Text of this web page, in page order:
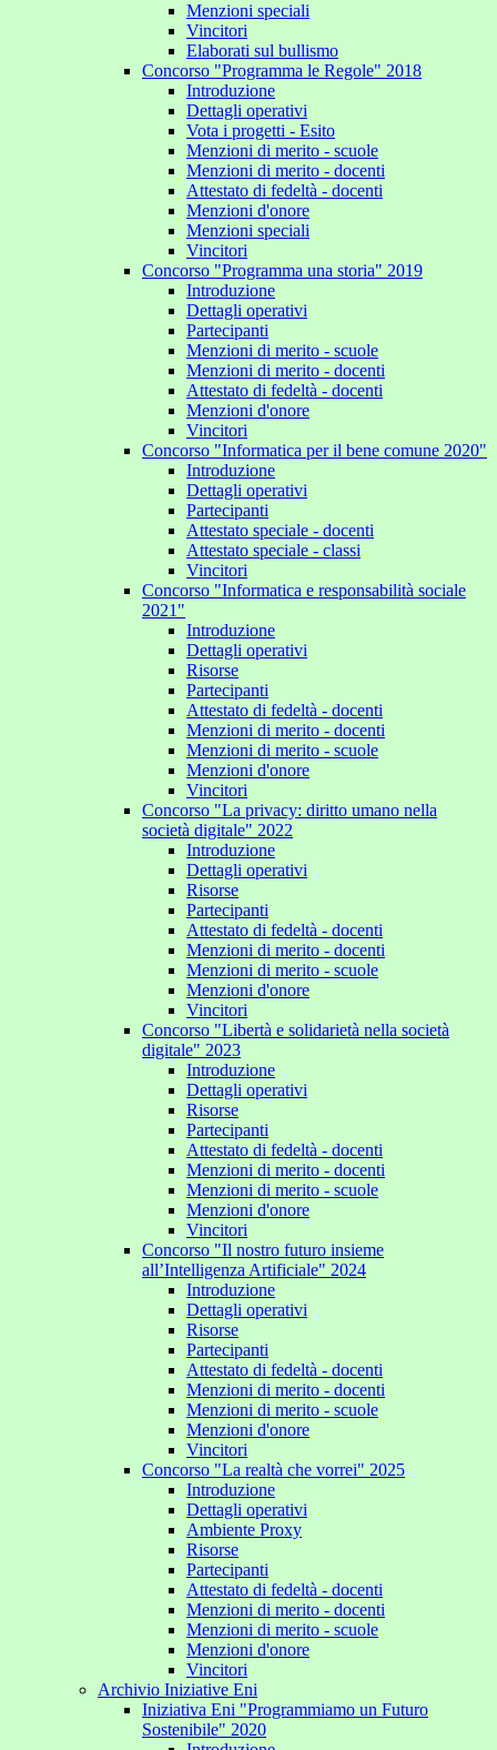
Menzioni speciali
Vincitori
Elaborati sul bullismo
Concorso "Programma le Regole" 2018
Introduzione
Dettagli operativi
Vota i progetti - Esito
Menzioni di merito - scuole
Menzioni di merito - docenti
Attestato di fedeltà - docenti
Menzioni d'onore
Menzioni speciali
Vincitori
Concorso "Programma una storia" 2019
Introduzione
Dettagli operativi
Partecipanti
Menzioni di merito - scuole
Menzioni di merito - docenti
Attestato di fedeltà - docenti
Menzioni d'onore
Vincitori
Concorso "Informatica per il bene comune 2020"
Introduzione
Dettagli operativi
Partecipanti
Attestato speciale - docenti
Attestato speciale - classi
Vincitori
Concorso "Informatica e responsabilità sociale
2021"
Introduzione
Dettagli operativi
Risorse
Partecipanti
Attestato di fedeltà - docenti
Menzioni di merito - docenti
Menzioni di merito - scuole
Menzioni d'onore
Vincitori
Concorso "La privacy: diritto umano nella
società digitale" 2022
Introduzione
Dettagli operativi
Risorse
Partecipanti
Attestato di fedeltà - docenti
Menzioni di merito - docenti
Menzioni di merito - scuole
Menzioni d'onore
Vincitori
Concorso "Libertà e solidarietà nella società
digitale" 2023
Introduzione
Dettagli operativi
Risorse
Partecipanti
Attestato di fedeltà - docenti
Menzioni di merito - docenti
Menzioni di merito - scuole
Menzioni d'onore
Vincitori
Concorso "Il nostro futuro insieme
all’Intelligenza Artificiale" 2024
Introduzione
Dettagli operativi
Risorse
Partecipanti
Attestato di fedeltà - docenti
Menzioni di merito - docenti
Menzioni di merito - scuole
Menzioni d'onore
Vincitori
Concorso "La realtà che vorrei" 2025
Introduzione
Dettagli operativi
Ambiente Proxy
Risorse
Partecipanti
Attestato di fedeltà - docenti
Menzioni di merito - docenti
Menzioni di merito - scuole
Menzioni d'onore
Vincitori
Archivio Iniziative Eni
Iniziativa Eni "Programmiamo un Futuro
Sostenibile" 2020